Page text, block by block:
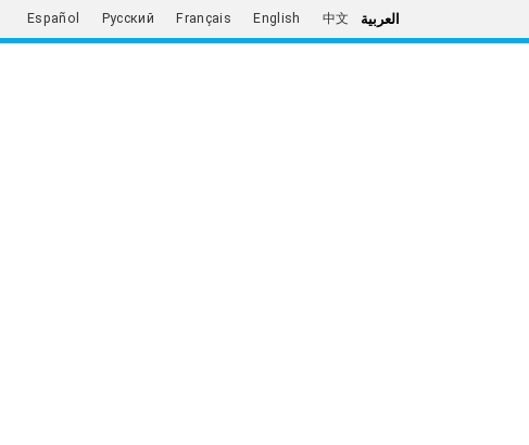
العربية 中文
English
Français
Русский
Español